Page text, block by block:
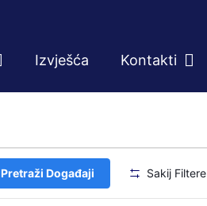
Izvješća Kontakti
Pretraži Događaji Sakij Filtere